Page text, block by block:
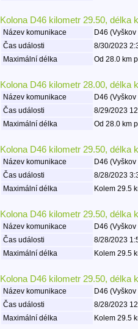
Kolona D46 kilometr 29.50, délka
Název komunikace
D46
Čas události
8/30/2023
Maximální délka
Od 28.0 km
Kolona D46 kilometr 28.00, délka
Název komunikace
D46
Čas události
8/29/2023
Maximální délka
Od 28.0 km
Kolona D46 kilometr 29.50, délka
Název komunikace
D46
Čas události
8/28/2023
Maximální délka
Kolem 29.5
Kolona D46 kilometr 29.50, délka
Název komunikace
D46
Čas události
8/28/2023
Maximální délka
Kolem 29.5
Kolona D46 kilometr 29.50, délka
Název komunikace
D46
Čas události
8/28/2023
Maximální délka
Kolem 29.5